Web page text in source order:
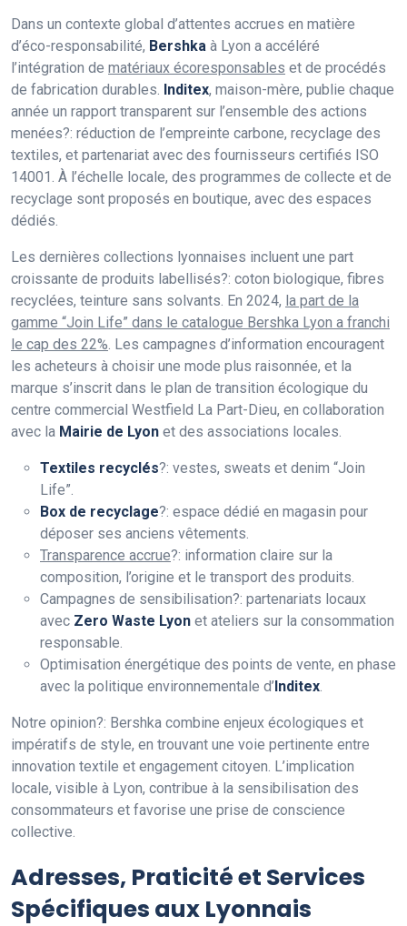
Dans un contexte global d’attentes accrues en matière
d’éco-responsabilité, Bershka à Lyon a accéléré
l’intégration de matériaux écoresponsables et de procédés
de fabrication durables. Inditex, maison-mère, publie chaque
année un rapport transparent sur l’ensemble des actions
menées?: réduction de l’empreinte carbone, recyclage des
textiles, et partenariat avec des fournisseurs certifiés ISO
14001. À l’échelle locale, des programmes de collecte et de
recyclage sont proposés en boutique, avec des espaces
dédiés.
Les dernières collections lyonnaises incluent une part
croissante de produits labellisés?: coton biologique, fibres
recyclées, teinture sans solvants. En 2024, la part de la
gamme “Join Life” dans le catalogue Bershka Lyon a franchi
le cap des 22% . Les campagnes d’information encouragent
les acheteurs à choisir une mode plus raisonnée, et la
marque s’inscrit dans le plan de transition écologique du
centre commercial Westfield La Part-Dieu, en collaboration
avec la Mairie de Lyon et des associations locales.
Textiles recyclés?: vestes, sweats et denim “Join
Life”.
Box de recyclage?: espace dédié en magasin pour
déposer ses anciens vêtements.
Transparence accrue?: information claire sur la
composition, l’origine et le transport des produits.
Campagnes de sensibilisation?: partenariats locaux
avec Zero Waste Lyon et ateliers sur la consommation
responsable.
Optimisation énergétique des points de vente, en phase
avec la politique environnementale d’Inditex
Notre opinion?: Bershka combine enjeux écologiques et
impératifs de style, en trouvant une voie pertinente entre
innovation textile et engagement citoyen. L’implication
locale, visible à Lyon, contribue à la sensibilisation des
consommateurs et favorise une prise de conscience
collective.
Adresses, Praticité et Services
Spécifiques aux Lyonnais